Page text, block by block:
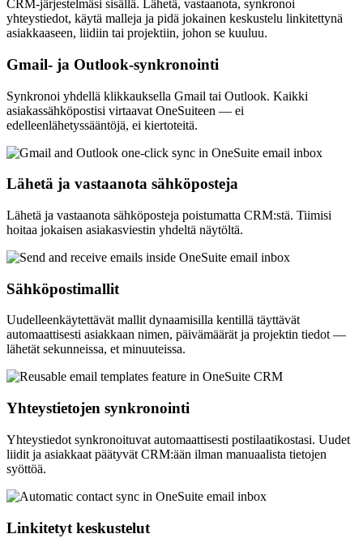
CRM-järjestelmäsi sisällä. Lähetä, vastaanota, synkronoi
yhteystiedot, käytä malleja ja pidä jokainen keskustelu linkitettynä
asiakkaaseen, liidiin tai projektiin, johon se kuuluu.
Gmail- ja Outlook-synkronointi
Synkronoi yhdellä klikkauksella Gmail tai Outlook. Kaikki
asiakassähköpostisi virtaavat OneSuiteen — ei
edelleenlähetyssääntöjä, ei kiertoteitä.
Lähetä ja vastaanota sähköposteja
Lähetä ja vastaanota sähköposteja poistumatta CRM:stä. Tiimisi
hoitaa jokaisen asiakasviestin yhdeltä näytöltä.
Sähköpostimallit
Uudelleenkäytettävät mallit dynaamisilla kentillä täyttävät
automaattisesti asiakkaan nimen, päivämäärät ja projektin tiedot —
lähetät sekunneissa, et minuuteissa.
Yhteystietojen synkronointi
Yhteystiedot synkronoituvat automaattisesti postilaatikostasi. Uudet
liidit ja asiakkaat päätyvät CRM:ään ilman manuaalista tietojen
syöttöä.
Linkitetyt keskustelut